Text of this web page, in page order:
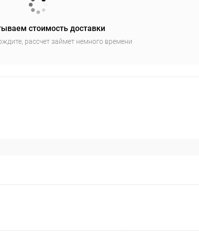
стоимость доставки
рассчет займет немного времени